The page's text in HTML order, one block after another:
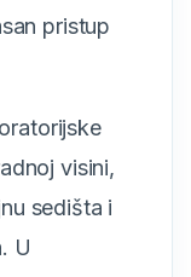
pristup
visini,
sedišta i
U